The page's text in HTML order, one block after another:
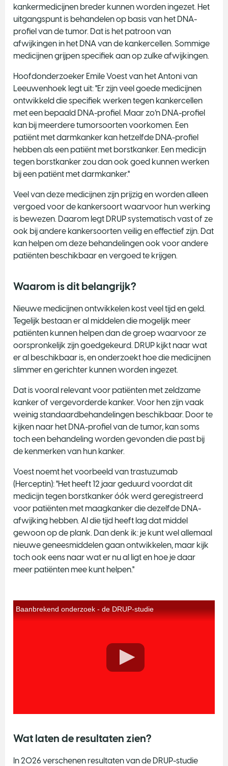
kankermedicijnen breder kunnen worden ingezet. Het
uitgangspunt is behandelen op basis van het DNA-
profiel van de tumor. Dat is het patroon van
afwijkingen in het DNA van de kankercellen. Sommige
medicijnen grijpen specifiek aan op zulke afwijkingen.
Hoofdonderzoeker Emile Voest van het Antoni van
Leeuwenhoek legt uit: "Er zijn veel goede medicijnen
ontwikkeld die specifiek werken tegen kankercellen
met een bepaald DNA-profiel. Maar zo’n DNA-profiel
kan bij meerdere tumorsoorten voorkomen. Een
patiënt met darmkanker kan hetzelfde DNA-profiel
hebben als een patiënt met borstkanker. Een medicijn
tegen borstkanker zou dan ook goed kunnen werken
bij een patiënt met darmkanker."
Veel van deze medicijnen zijn prijzig en worden alleen
vergoed voor de kankersoort waarvoor hun werking
is bewezen. Daarom legt DRUP systematisch vast of ze
ook bij andere kankersoorten veilig en effectief zijn. Dat
kan helpen om deze behandelingen ook voor andere
patiënten beschikbaar en vergoed te krijgen.
Waarom is dit belangrijk?
Nieuwe medicijnen ontwikkelen kost veel tijd en geld.
Tegelijk bestaan er al middelen die mogelijk meer
patiënten kunnen helpen dan de groep waarvoor ze
oorspronkelijk zijn goedgekeurd. DRUP kijkt naar wat
er al beschikbaar is, en onderzoekt hoe die medicijnen
slimmer en gerichter kunnen worden ingezet.
Dat is vooral relevant voor patiënten met zeldzame
kanker of vergevorderde kanker. Voor hen zijn vaak
weinig standaardbehandelingen beschikbaar. Door te
kijken naar het DNA-profiel van de tumor, kan soms
toch een behandeling worden gevonden die past bij
de kenmerken van hun kanker.
Voest noemt het voorbeeld van trastuzumab
(Herceptin): "Het heeft 12 jaar geduurd voordat dit
medicijn tegen borstkanker óók werd geregistreerd
voor patiënten met maagkanker die dezelfde DNA-
afwijking hebben. Al die tijd heeft lag dat middel
gewoon op de plank. Dan denk ik: je kunt wel allemaal
nieuwe geneesmiddelen gaan ontwikkelen, maar kijk
toch ook eens naar wat er nu al ligt en hoe je daar
meer patiënten mee kunt helpen."
Wat laten de resultaten zien?
In 2026 verschenen resultaten van de DRUP-studie